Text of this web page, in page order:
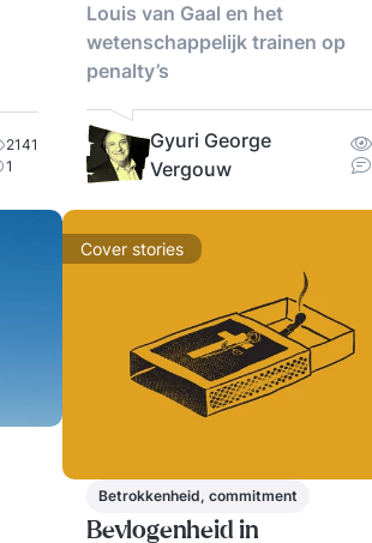
2141
1
Louis van Gaal en het
wetenschappelijk trainen op
penalty’s
Gyuri George
Vergouw
Cover stories
Betrokkenheid, commitment
Bevlogenheid in